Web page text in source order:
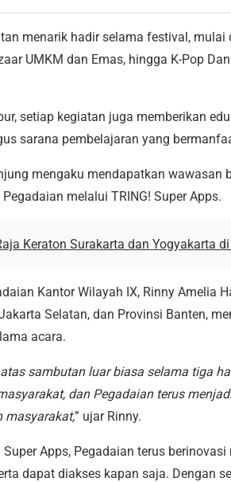
menarik hadir selama festival,
UMKM dan Emas, hingga K-Pop
setiap kegiatan juga memberikan
sarana pembelajaran yang
mengaku mendapatkan wawasan
melalui TRING! Super Apps.
Keraton Surakarta dan Yogyakarta
Kantor Wilayah IX, Rinny Amelia
Selatan, dan Provinsi Banten,
acara.
sambutan luar biasa selama tiga
dan Pegadaian terus
masyarakat,” ujar Rinny.
Super Apps, Pegadaian terus
dapat diakses kapan saja. Dengan